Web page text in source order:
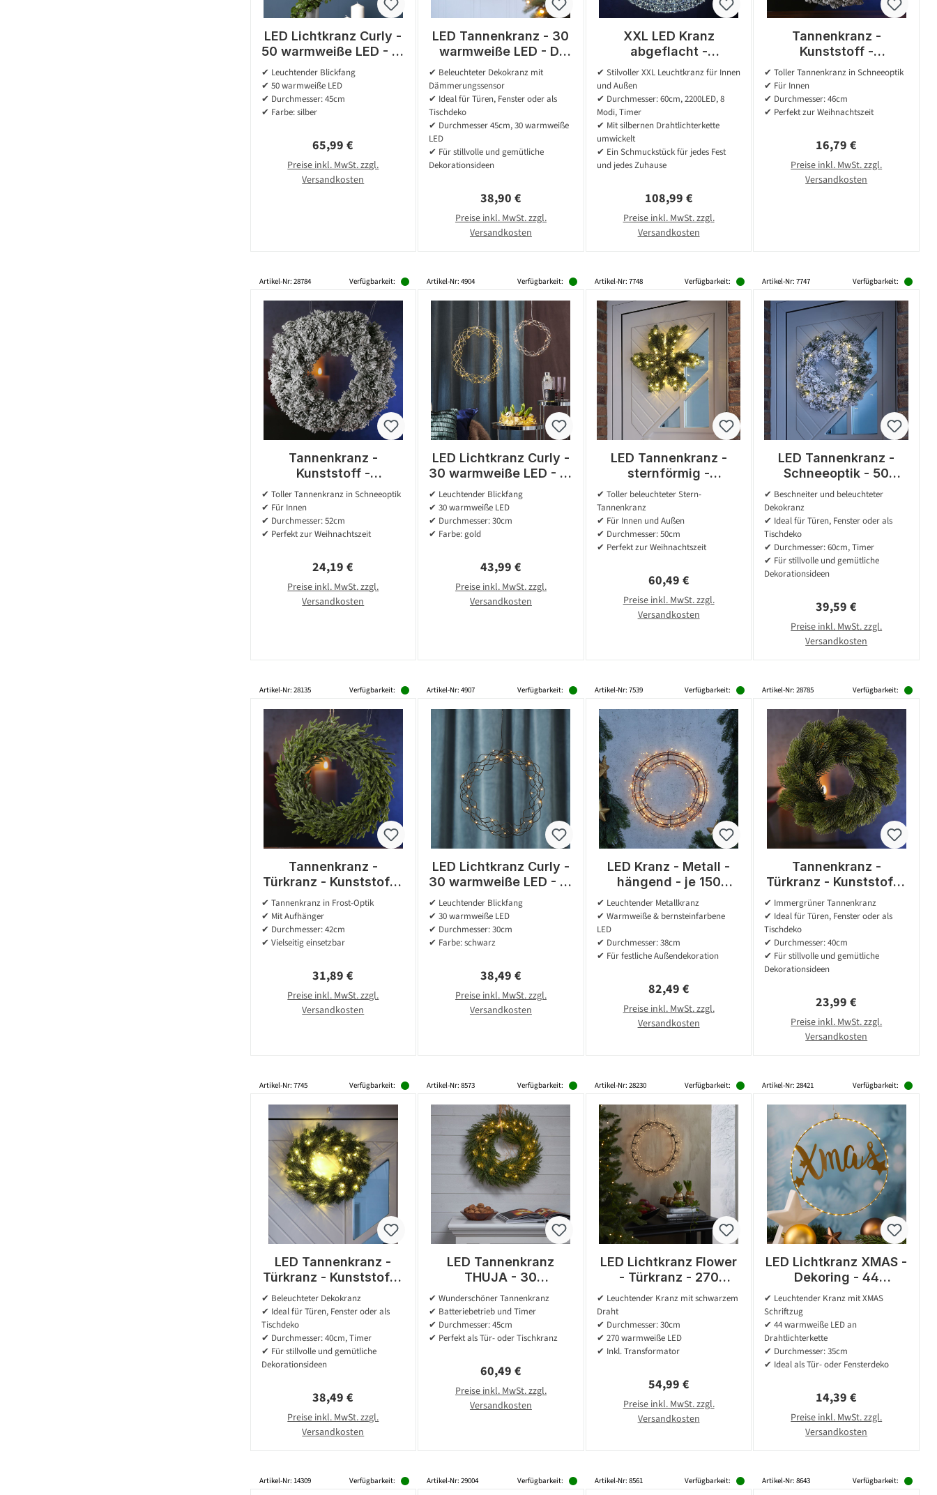
LED Lichtkranz Curly -
50 warmweiße LED - D:
45cm - Metall - silber
✔ Leuchtender Blickfang
✔ 50 warmweiße LED
✔ Durchmesser: 45cm
✔ Farbe: silber
Regulärer Preis:
65,99 €
Preise inkl. MwSt. zzgl.
Versandkosten
LED Tannenkranz - 30
warmweiße LED - D:
45cm -
Dämmerungssensor -
Batterie - für Außen
✔ Beleuchteter Dekokranz mit
Dämmerungssensor
✔ Ideal für Türen, Fenster oder als
Tischdeko
✔ Durchmesser 45cm, 30 warmweiße
LED
✔ Für stillvolle und gemütliche
Dekorationsideen
Regulärer Preis:
38,90 €
Preise inkl. MwSt. zzgl.
Versandkosten
XXL LED Kranz
abgeflacht -
Lichterkranz mit 2200
warmweißen LED -
D:60cm - 8Modi/Timer
- Innen/Außen
✔ Stilvoller XXL Leuchtkranz für Innen
und Außen
✔ Durchmesser: 60cm, 2200LED, 8
Modi, Timer
✔ Mit silbernen Drahtlichterkette
umwickelt
✔ Ein Schmuckstück für jedes Fest
und jedes Zuhause
Regulärer Preis:
108,99 €
Preise inkl. MwSt. zzgl.
Versandkosten
Tannenkranz -
Kunststoff -
Schneeoptik - D: 46cm
- Innen - grün, weiß
✔ Toller Tannenkranz in Schneeoptik
✔ Für Innen
✔ Durchmesser: 46cm
✔ Perfekt zur Weihnachtszeit
Regulärer Preis:
16,79 €
Preise inkl. MwSt. zzgl.
Versandkosten
Artikel-Nr: 28784 Verfügbarkeit:
Tannenkranz -
Kunststoff -
Schneeoptik - D: 52cm
- Innen - grün, weiß
✔ Toller Tannenkranz in Schneeoptik
✔ Für Innen
✔ Durchmesser: 52cm
✔ Perfekt zur Weihnachtszeit
Regulärer Preis:
24,19 €
Preise inkl. MwSt. zzgl.
Versandkosten
Artikel-Nr: 4904 Verfügbarkeit:
LED Lichtkranz Curly -
30 warmweiße LED - D:
30cm - Metall - gold
✔ Leuchtender Blickfang
✔ 30 warmweiße LED
✔ Durchmesser: 30cm
✔ Farbe: gold
Regulärer Preis:
43,99 €
Preise inkl. MwSt. zzgl.
Versandkosten
Artikel-Nr: 7748 Verfügbarkeit:
LED Tannenkranz -
sternförmig -
Kunststoff - 50
warmweiße LED - D:
50cm - Timer -
Batterie - grün
✔ Toller beleuchteter Stern-
Tannenkranz
✔ Für Innen und Außen
✔ Durchmesser: 50cm
✔ Perfekt zur Weihnachtszeit
Regulärer Preis:
60,49 €
Preise inkl. MwSt. zzgl.
Versandkosten
Artikel-Nr: 7747 Verfügbarkeit:
LED Tannenkranz -
Schneeoptik - 50
warmweiße LED - D:
60cm - 8 Funktionen -
Batterie - grün, weiß
✔ Beschneiter und beleuchteter
Dekokranz
✔ Ideal für Türen, Fenster oder als
Tischdeko
✔ Durchmesser: 60cm, Timer
✔ Für stillvolle und gemütliche
Dekorationsideen
Regulärer Preis:
39,59 €
Preise inkl. MwSt. zzgl.
Versandkosten
Artikel-Nr: 28135 Verfügbarkeit:
Tannenkranz -
Türkranz - Kunststoff -
gefrostet - D: 40cm -
Innen und Außen -
grün
✔ Tannenkranz in Frost-Optik
✔ Mit Aufhänger
✔ Durchmesser: 42cm
✔ Vielseitig einsetzbar
Regulärer Preis:
31,89 €
Preise inkl. MwSt. zzgl.
Versandkosten
Artikel-Nr: 4907 Verfügbarkeit:
LED Lichtkranz Curly -
30 warmweiße LED - D:
30cm - Metall -
schwarz
✔ Leuchtender Blickfang
✔ 30 warmweiße LED
✔ Durchmesser: 30cm
✔ Farbe: schwarz
Regulärer Preis:
38,49 €
Preise inkl. MwSt. zzgl.
Versandkosten
Artikel-Nr: 7539 Verfügbarkeit:
LED Kranz - Metall -
hängend - je 150
warmweiße/bernsteinf
arbene LED - D: 38cm -
✔ Leuchtender Metallkranz
✔ Warmweiße & bernsteinfarbene
LED
✔ Durchmesser: 38cm
✔ Für festliche Außendekoration
Regulärer Preis:
82,49 €
Preise inkl. MwSt. zzgl.
Versandkosten
Artikel-Nr: 28785 Verfügbarkeit:
Tannenkranz -
Türkranz - Kunststoff -
D: 40cm - Innen und
Außen - grün
✔ Immergrüner Tannenkranz
✔ Ideal für Türen, Fenster oder als
Tischdeko
✔ Durchmesser: 40cm
✔ Für stillvolle und gemütliche
Dekorationsideen
Regulärer Preis:
23,99 €
Preise inkl. MwSt. zzgl.
Versandkosten
Artikel-Nr: 7745 Verfügbarkeit:
LED Tannenkranz -
Türkranz - Kunststoff -
49 warmweiße LED - D:
40cm - Timer -
Batterie - grün
✔ Beleuchteter Dekokranz
✔ Ideal für Türen, Fenster oder als
Tischdeko
✔ Durchmesser: 40cm, Timer
✔ Für stillvolle und gemütliche
Dekorationsideen
Regulärer Preis:
38,49 €
Preise inkl. MwSt. zzgl.
Versandkosten
Artikel-Nr: 8573 Verfügbarkeit:
LED Tannenkranz
THUJA - 30
warmweiße LED - D:
45cm - Timer -
Batterie - für Außen -
grün
✔ Wunderschöner Tannenkranz
✔ Batteriebetrieb und Timer
✔ Durchmesser: 45cm
✔ Perfekt als Tür- oder Tischkranz
Regulärer Preis:
60,49 €
Preise inkl. MwSt. zzgl.
Versandkosten
Artikel-Nr: 28230 Verfügbarkeit:
LED Lichtkranz Flower
- Türkranz - 270
warmweiße Dew Drop
LED - D: 30cm - Indoor
- schwarz
✔ Leuchtender Kranz mit schwarzem
Draht
✔ Durchmesser: 30cm
✔ 270 warmweiße LED
✔ Inkl. Transformator
Regulärer Preis:
54,99 €
Preise inkl. MwSt. zzgl.
Versandkosten
Artikel-Nr: 28421 Verfügbarkeit:
LED Lichtkranz XMAS -
Dekoring - 44
warmweiße LED - D:
30cm - Timer -
Batteriebetrieb - gold
✔ Leuchtender Kranz mit XMAS
Schriftzug
✔ 44 warmweiße LED an
Drahtlichterkette
✔ Durchmesser: 35cm
✔ Ideal als Tür- oder Fensterdeko
Regulärer Preis:
14,39 €
Preise inkl. MwSt. zzgl.
Versandkosten
Artikel-Nr: 14309 Verfügbarkeit: Artikel-Nr: 29004 Verfügbarkeit: Artikel-Nr: 8561 Verfügbarkeit: Artikel-Nr: 8643 Verfügbarkeit: